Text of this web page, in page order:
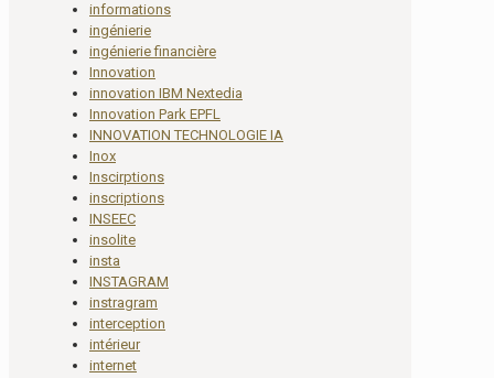
informations
ingénierie
ingénierie financière
Innovation
innovation IBM Nextedia
Innovation Park EPFL
INNOVATION TECHNOLOGIE IA
Inox
Inscirptions
inscriptions
INSEEC
insolite
insta
INSTAGRAM
instragram
interception
intérieur
internet